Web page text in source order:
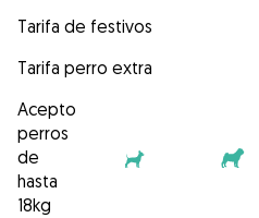
Tarifa de festivos
Tarifa perro extra
Acepto
perros
de
hasta
18kg